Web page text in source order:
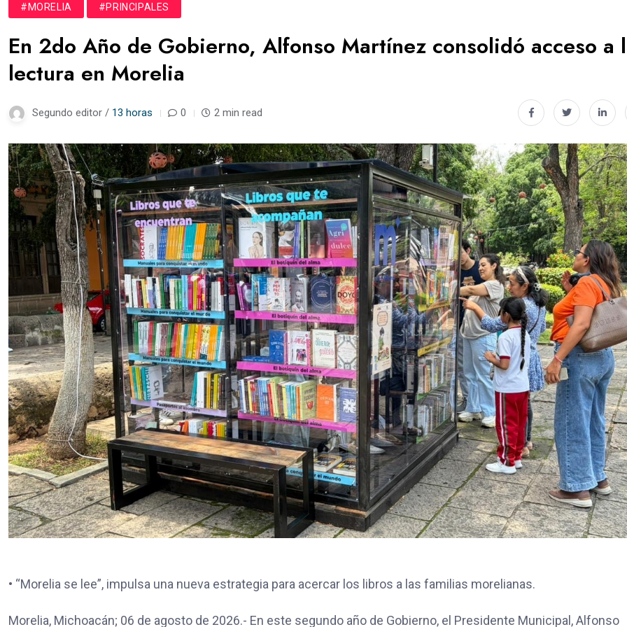
#MORELIA #PRINCIPALES
En 2do Año de Gobierno, Alfonso Martínez consolidó acceso a
lectura en Morelia
Segundo editor / 13 horas 0 2 min read
• “Morelia se lee”, impulsa una nueva estrategia para acercar los libros a las familias morelianas.
Morelia, Michoacán; 06 de agosto de 2026.- En este segundo año de Gobierno, el Presidente Municipal, Alfonso